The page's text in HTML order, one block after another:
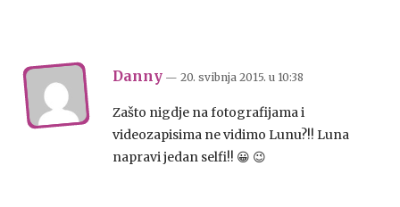
Danny — 20. svibnja 2015. u 10:38
Zašto nigdje na fotografijama i
videozapisima ne vidimo Lunu?!! Luna
napravi jedan selfi!! 😀 😉